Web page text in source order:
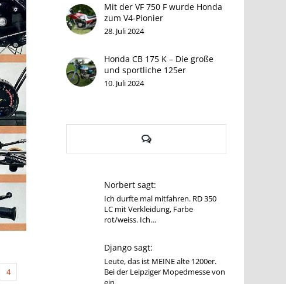
4
Mit der VF 750 F wurde Honda
zum V4-Pionier
28. Juli 2024
Honda CB 175 K – Die große
und sportliche 125er
10. Juli 2024
Kommentare
Norbert sagt:
Ich durfte mal mitfahren. RD 350
LC mit Verkleidung, Farbe
rot/weiss. Ich…
Django sagt:
Leute, das ist MEINE alte 1200er.
Bei der Leipziger Mopedmesse von